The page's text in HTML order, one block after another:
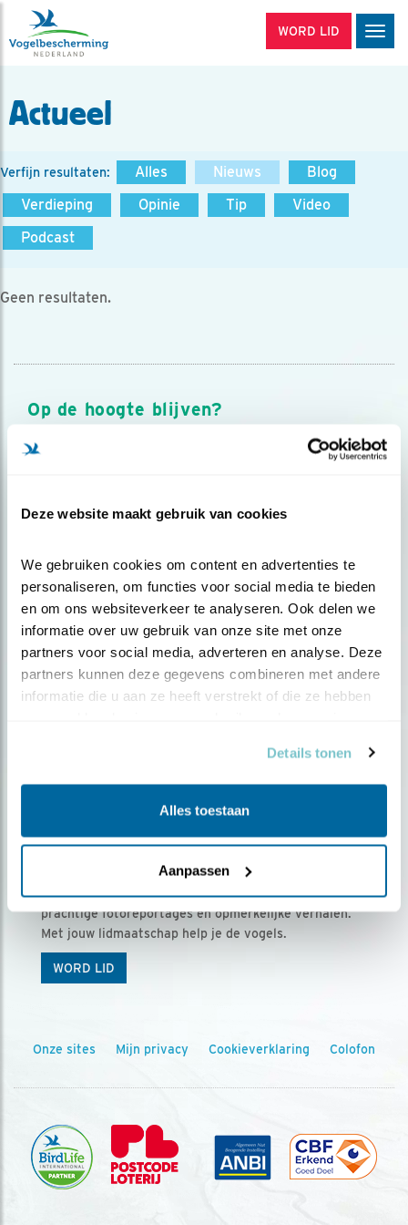
Deze website maakt gebruik van cookies
We gebruiken cookies om content en advertenties te
personaliseren, om functies voor social media te bieden
en om ons websiteverkeer te analyseren. Ook delen we
informatie over uw gebruik van onze site met onze
partners voor social media, adverteren en analyse. Deze
partners kunnen deze gegevens combineren met andere
informatie die u aan ze heeft verstrekt of die ze hebben
Details tonen
Alles toestaan
Aanpassen
WORD LID
Actueel
Verfijn resultaten: Alles Nieuws
Blog
Verdieping
Opinie Tip
Video
Podcast
Geen resultaten.
Op de hoogte blijven?
Meld je aan en ontvang nieuws, inspiratie, acties en tips
over vogels en activiteiten van Vogelbescherming.
Ontvang 5 x Vogels voor € 36,00 per jaar
Vogels is het tijdschrift voor onze leden, met
prachtige fotoreportages en opmerkelijke verhalen.
Met jouw lidmaatschap help je de vogels.
WORD LID
Onze sites Mijn privacy Cookieverklaring Colofon